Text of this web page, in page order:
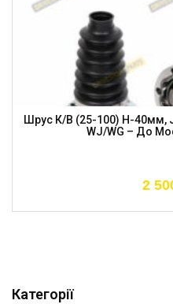
Категорії
Шрус К/в (25-100) H-40мм,
WJ/WG – До
2